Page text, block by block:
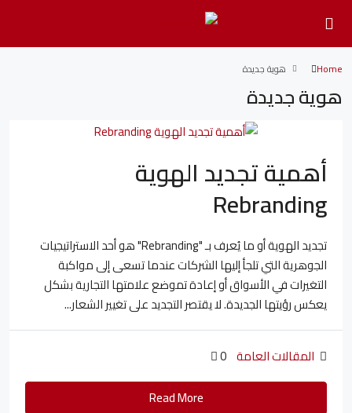
Home هوية جديدة
هوية جديدة
أهمية تجديد الهوية
Rebranding
تجديد الهوية أو ما يُعرف بـ "Rebranding" هو أحد الاستراتيجيات
الجوهرية التي تلجأ إليها الشركات عندما تسعى إلى مواكبة
التغيرات في الأسواق أو إعادة تموضع علامتها التجارية بشكل
يعكس رؤيتها الجديدة. لا يقتصر التجديد على تغيير الشعار...
المقالات العامة 0
Read More